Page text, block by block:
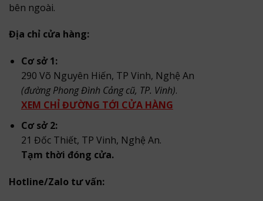
bên ngoài.
Địa chỉ cửa hàng:
Cơ sở 1:
290 Võ Nguyên Hiến, TP Vinh, Nghệ An
(đường Phong Đình Cảng cũ, TP. Vinh).
XEM CHỈ ĐƯỜNG TỚI CỬA HÀNG
Cơ sở 2:
21 Đốc Thiết, TP Vinh, Nghệ An.
Tạm thời đóng cửa.
Hotline/Zalo tư vấn: